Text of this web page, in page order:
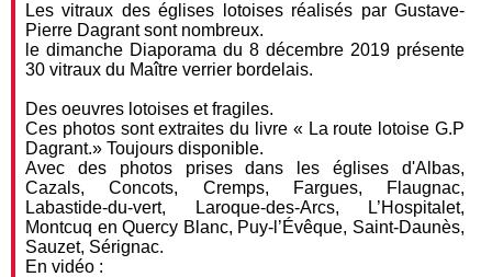
Les vitraux des églises lotoises réalisés par Gustave-
Pierre Dagrant sont nombreux.
le dimanche Diaporama du 8 décembre 2019 présente
30 vitraux du Maître verrier bordelais.
Des oeuvres lotoises et fragiles.
Ces photos sont extraites du livre « La route lotoise G.P
Dagrant.» Toujours disponible.
Avec des photos prises dans les églises d'Albas,
Cazals, Concots, Cremps, Fargues, Flaugnac,
Labastide-du-vert, Laroque-des-Arcs, L’Hospitalet,
Montcuq en Quercy Blanc, Puy-l’Évêque, Saint-Daunès,
Sauzet, Sérignac.
En vidéo :